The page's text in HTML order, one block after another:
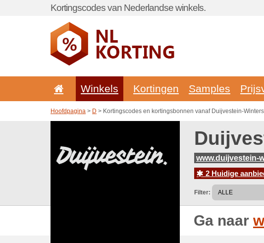
Kortingscodes van Nederlandse winkels.
Winkels Kortingen Samples
Hoofdpagina > D > Kortingscodes en kortingsbonnen vanaf Duijvestein-
www.duijvestein-
2 Huidige
Filter:
Ga naar